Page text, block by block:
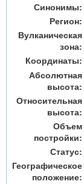
Синонимы:
Регион:
Вулканическая
зона:
Координаты:
Абсолютная
высота:
Относительная
высота:
Объем
постройки:
Статус:
Географическое
положение: